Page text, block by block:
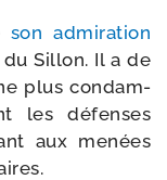
son admi­ra­tion
Sillon. Il a de
plus condam­
les défenses
aux menées